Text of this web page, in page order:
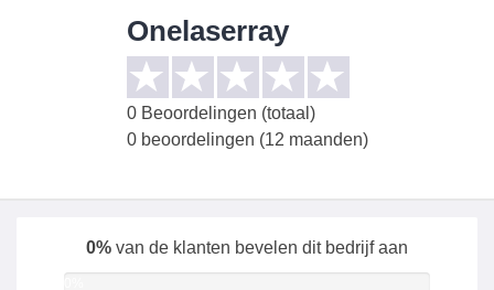
Onelaserray
0Beoordelingen (totaal)
0 beoordelingen (12 maanden)
0% van de klanten bevelen dit bedrijf aan